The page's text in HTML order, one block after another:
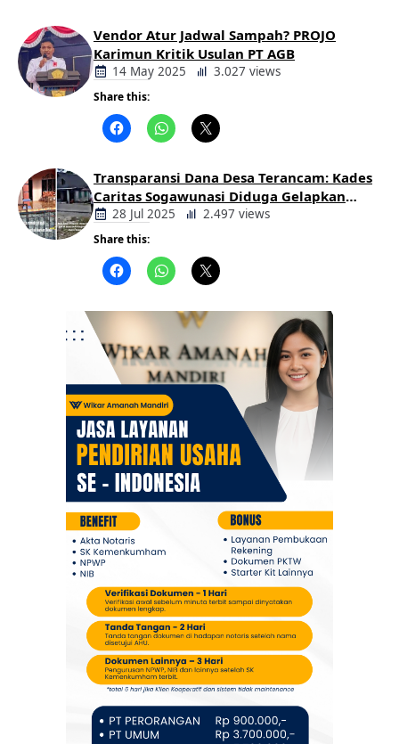
Vendor Atur Jadwal Sampah? PROJO
Karimun Kritik Usulan PT AGB
14 May 2025 3.027 views
Share this:
Transparansi Dana Desa Terancam: Kades
Caritas Sogawunasi Diduga Gelapkan
Bantuan untuk Warga
28 Jul 2025 2.497 views
Share this: